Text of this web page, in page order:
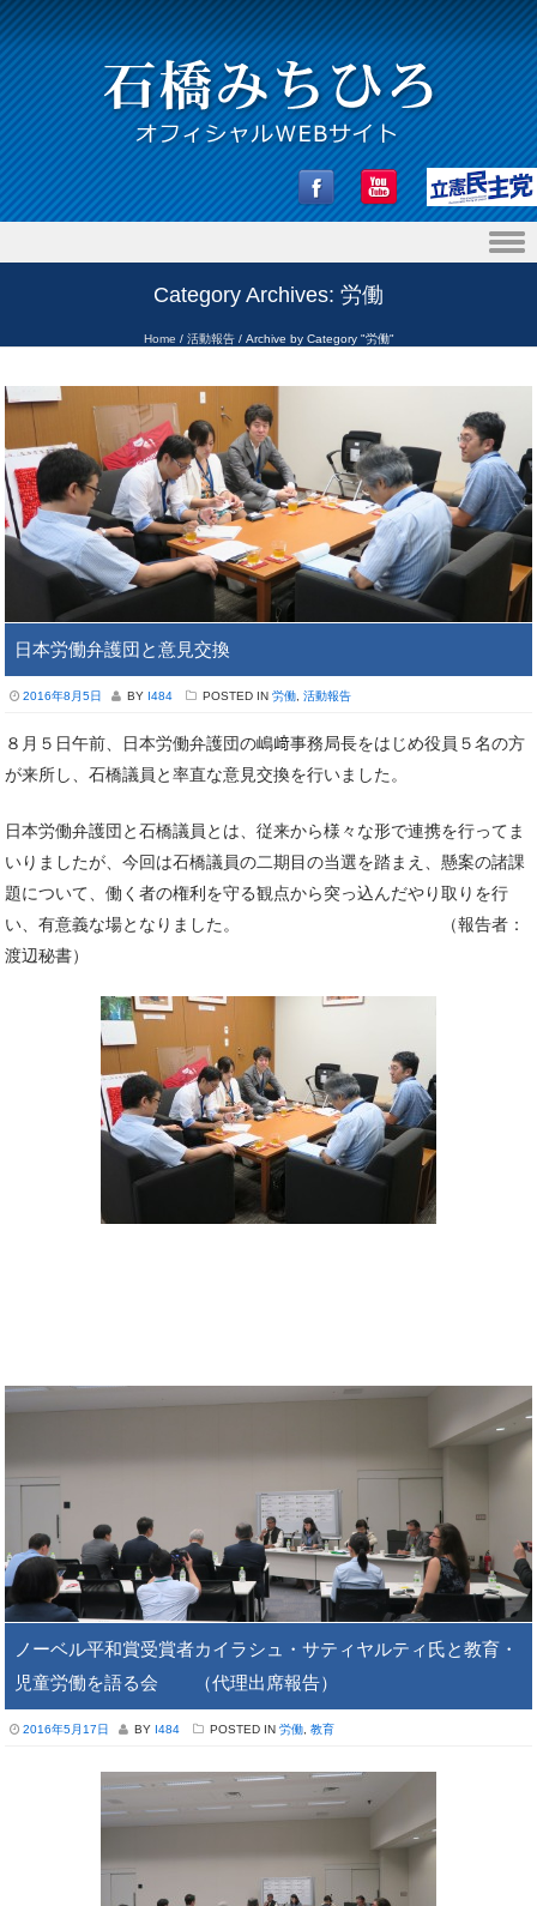
Category Archives: 労働
Home /活動報告 /Archive by Category "労働"
日本労働弁護団と意見交換
2016年8月5日 BY I484 POSTED IN 労働 活動報告
８月５日午前、日本労働弁護団の嶋﨑事務局長をはじめ役員５名の方
が来所し、石橋議員と率直な意見交換を行いました。
日本労働弁護団と石橋議員とは、従来から様々な形で連携を行ってま
いりましたが、今回は石橋議員の二期目の当選を踏まえ、懸案の諸課
題について、働く者の権利を守る観点から突っ込んだやり取りを行
い、有意義な場となりました。 （報告者：
渡辺秘書）
ノーベル平和賞受賞者カイラシュ・サティヤルティ氏と教育・
児童労働を語る会 （代理出席報告）
2016年5月17日 BY I484 POSTED IN 労働 教育